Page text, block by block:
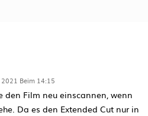
Beim 14:15
den Film neu einscannen, wenn
Da es den Extended Cut nur in